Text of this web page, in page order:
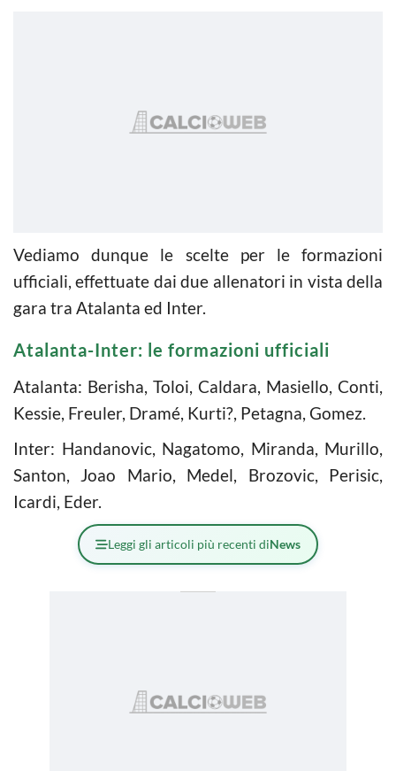
Vediamo dunque le scelte per le formazioni
ufficiali, effettuate dai due allenatori in vista della
gara tra Atalanta ed Inter.
Atalanta-Inter: le formazioni ufficiali
Atalanta: Berisha, Toloi, Caldara, Masiello, Conti,
Kessie, Freuler, Dramé, Kurti?, Petagna, Gomez.
Inter: Handanovic, Nagatomo, Miranda, Murillo,
Santon, Joao Mario, Medel, Brozovic, Perisic,
Icardi, Eder.
Leggi gli articoli più recenti diNews